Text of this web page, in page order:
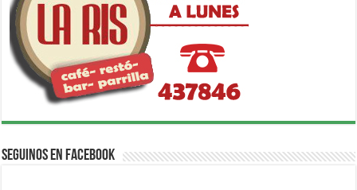
Seguinos en Facebook